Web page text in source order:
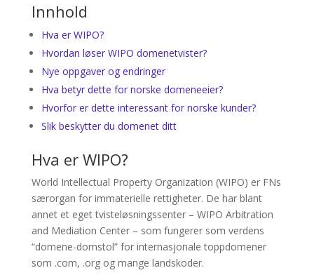
Innhold
Hva er WIPO?
Hvordan løser WIPO domenetvister?
Nye oppgaver og endringer
Hva betyr dette for norske domeneeier?
Hvorfor er dette interessant for norske kunder?
Slik beskytter du domenet ditt
Hva er WIPO?
World Intellectual Property Organization (WIPO) er FNs
særorgan for immaterielle rettigheter. De har blant
annet et eget tvisteløsningssenter – WIPO Arbitration
and Mediation Center – som fungerer som verdens
“domene-domstol” for internasjonale toppdomener
som .com, .org og mange landskoder.